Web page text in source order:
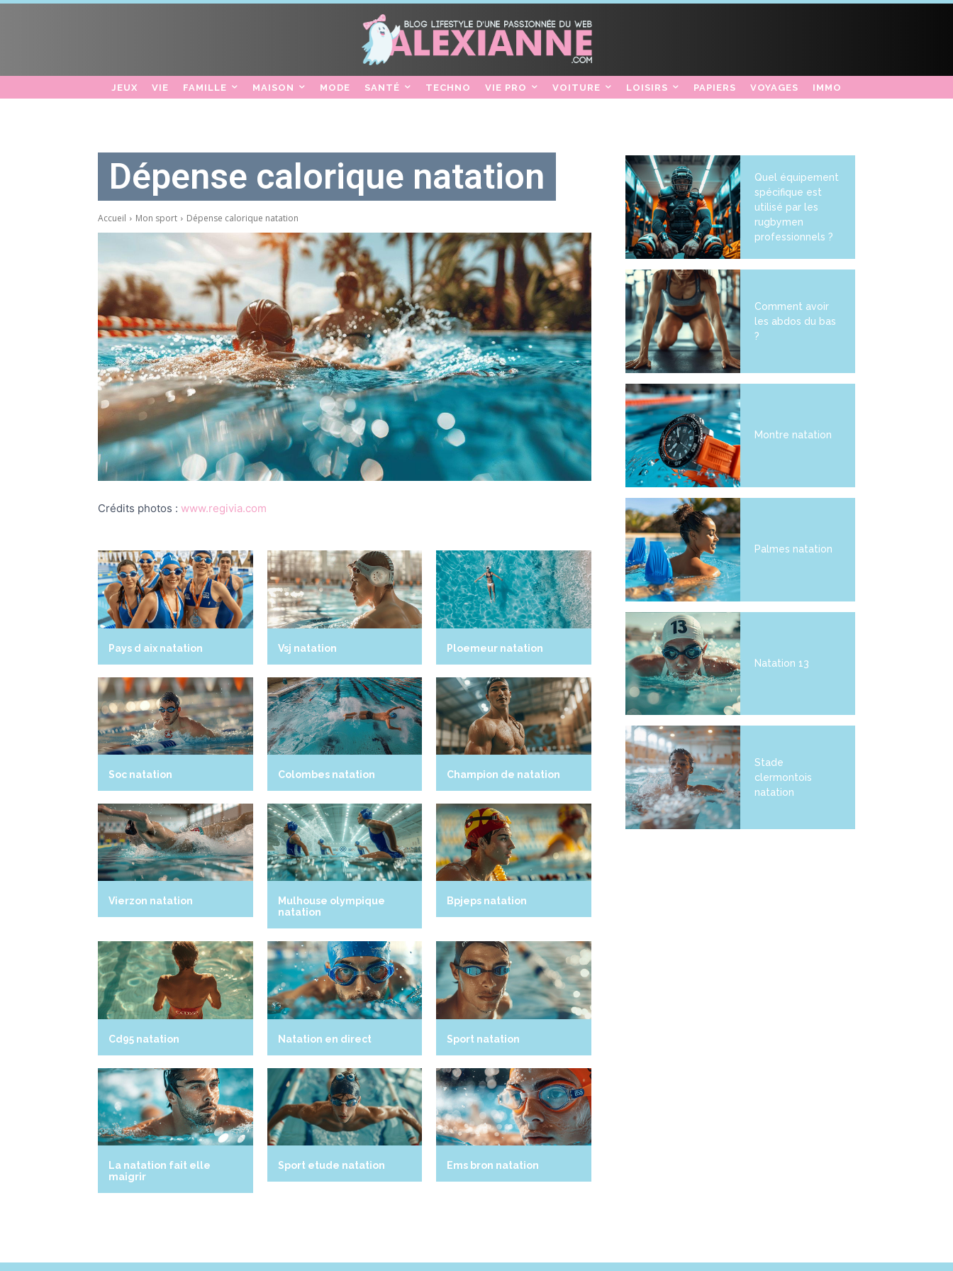
JEUX VIE FAMILLE MAISON MODE SANTÉ TECHNO VIE PRO VOITURE LOISIRS PAPIERS VOYAGES IMMO
Dépense calorique natation
Accueil Mon sport Dépense calorique natation
Crédits photos : www.regivia.com
Pays d aix natation Vsj natation Ploemeur natation
Soc natation Colombes natation Champion de natation
Vierzon natation
Mulhouse olympique
natation
Bpjeps natation
Cd95 natation Natation en direct Sport natation
La natation fait elle
maigrir
Sport etude natation Ems bron natation
Quel équipement
spécifique est
utilisé par les
rugbymen
professionnels ?
Comment avoir
les abdos du bas
?
Montre natation
Palmes natation
Natation 13
Stade
clermontois
natation